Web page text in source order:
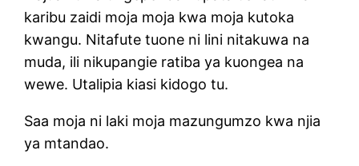
karibu zaidi moja moja kwa moja kutoka
kwangu. Nitafute tuone ni lini nitakuwa na
muda, ili nikupangie ratiba ya kuongea na
wewe. Utalipia kiasi kidogo tu.
Saa moja ni laki moja mazungumzo kwa njia
ya mtandao.